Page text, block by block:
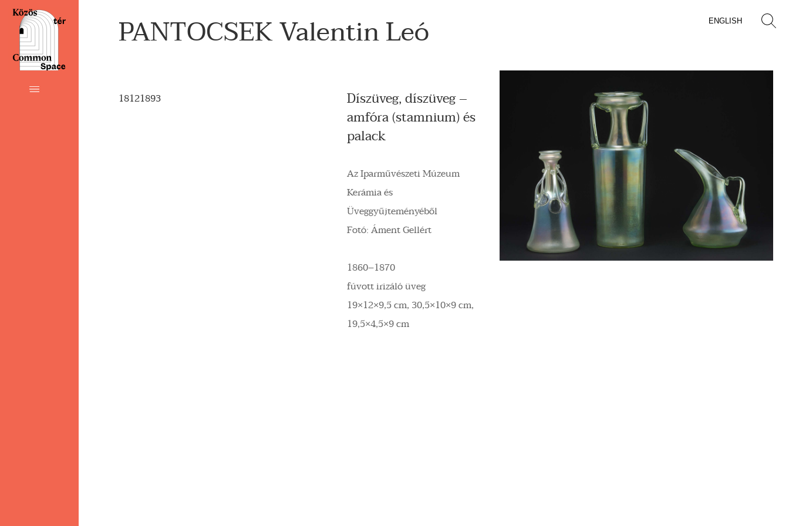
ENGLISH
PANTOCSEK Valentin Leó
18121893
Díszüveg, díszüveg –
amfóra (stamnium) és
palack
Az Iparművészeti Múzeum
Kerámia és
Üveggyűjteményéből
Fotó: Áment Gellért
1860–1870
fúvott irizáló üveg
19×12×9,5 cm, 30,5×10×9 cm,
19,5×4,5×9 cm